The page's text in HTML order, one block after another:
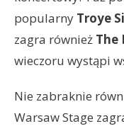
popularny Troye
zagra również The
wieczoru wystąpi
Nie zabraknie
Warsaw Stage